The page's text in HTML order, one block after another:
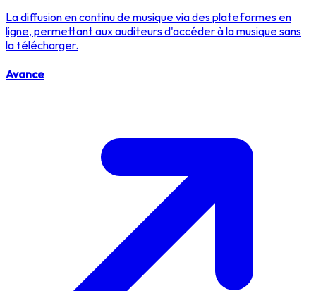
La diffusion en continu de musique via des plateformes en
ligne, permettant aux auditeurs d'accéder à la musique sans
la télécharger.
Avance